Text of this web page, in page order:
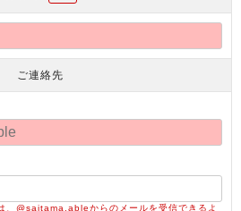
ご連絡先
、@saitama.ableからのメールを受信できるよ